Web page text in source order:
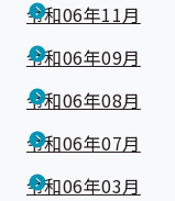
令和06年11月
令和06年09月
令和06年08月
令和06年07月
令和06年03月